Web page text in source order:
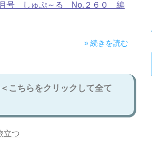
号 しゅぷ～る No.２６０ 編
» 続きを読む
こちらをクリックして全て
立つ